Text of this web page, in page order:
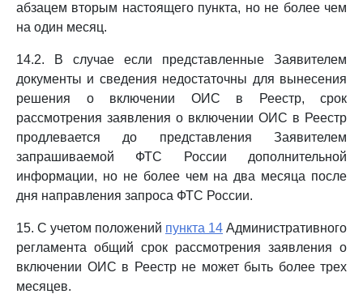
абзацем вторым настоящего пункта, но не более чем
на один месяц.
14.2. В случае если представленные Заявителем
документы и сведения недостаточны для вынесения
решения о включении ОИС в Реестр, срок
рассмотрения заявления о включении ОИС в Реестр
продлевается до представления Заявителем
запрашиваемой ФТС России дополнительной
информации, но не более чем на два месяца после
дня направления запроса ФТС России.
15. С учетом положений пункта 14 Административного
регламента общий срок рассмотрения заявления о
включении ОИС в Реестр не может быть более трех
месяцев.